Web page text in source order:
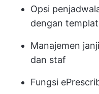
Opsi
dengan
Manajemen
dan staf
Fungsi